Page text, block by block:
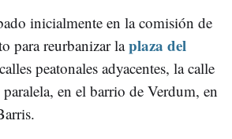
inicialmente en la comisión de
para reurbanizar laplaza del
peatonales adyacentes, la calle
en el barrio de Verdum, en